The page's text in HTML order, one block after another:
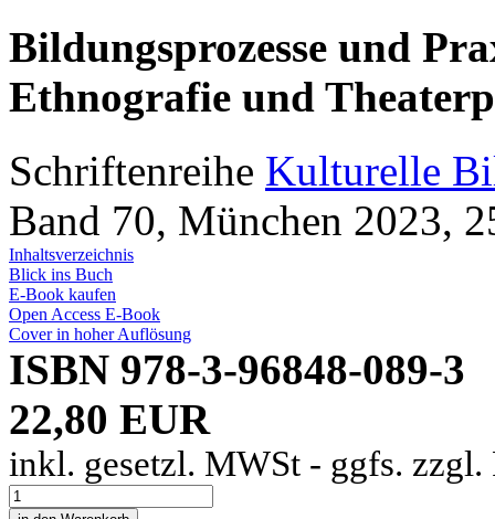
Bildungsprozesse und
Ethnografie und
Schriftenreihe Kulturelle
Band 70, München 2023,
Inhaltsverzeichnis
Blick ins Buch
E-Book kaufen
Open Access E-Book
Cover in hoher Auflösung
ISBN 978-3-96848-089-3
22,80 EUR
inkl. gesetzl. MWSt - ggfs. zzgl.